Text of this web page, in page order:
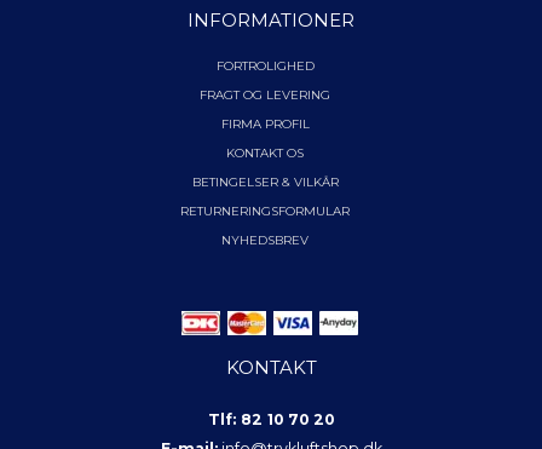
INFORMATIONER
FORTROLIGHED
FRAGT OG LEVERING
FIRMA PROFIL
KONTAKT OS
BETINGELSER & VILKÅR
RETURNERINGSFORMULAR
NYHEDSBREV
KONTAKT
Tlf: 82 10 70 20